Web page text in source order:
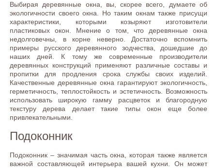
Выбирая деревянные окна, вы, скорее всего, думаете об
экологичности своего окна. Но таким окнам также присущи
характеристики, которыми козыряют изготовители
пластиковых окон. Мнение о том, что деревянные окна
недолговечны, в корне неверно. Достаточно вспомнить
примеры русского деревянного зодчества, дошедшие до
наших дней. К тому же современные производители
деревянных конструкций применяют различные составы и
пропитки для продления срока службы своих изделий.
Качественные деревянные окна гарантируют экологичность,
герметичность, теплостойкость и эстетичность. Возможность
использовать широкую гамму расцветок и благородную
текстуру дерева делает такие типы окон еще более
привлекательными.
Подоконник
Подоконник – значимая часть окна, которая также является
важной составляющей интерьера вашей кухни. Он может